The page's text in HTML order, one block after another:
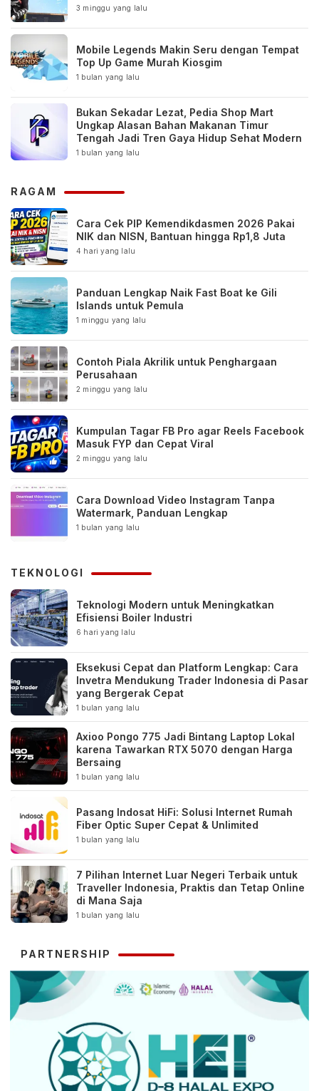
3 minggu yang lalu
Mobile Legends Makin Seru dengan Tempat
Top Up Game Murah Kiosgim
1 bulan yang lalu
Bukan Sekadar Lezat, Pedia Shop Mart
Ungkap Alasan Bahan Makanan Timur
Tengah Jadi Tren Gaya Hidup Sehat Modern
1 bulan yang lalu
RAGAM
Cara Cek PIP Kemendikdasmen 2026 Pakai
NIK dan NISN, Bantuan hingga Rp1,8 Juta
4 hari yang lalu
Panduan Lengkap Naik Fast Boat ke Gili
Islands untuk Pemula
1 minggu yang lalu
Contoh Piala Akrilik untuk Penghargaan
Perusahaan
2 minggu yang lalu
Kumpulan Tagar FB Pro agar Reels Facebook
Masuk FYP dan Cepat Viral
2 minggu yang lalu
Cara Download Video Instagram Tanpa
Watermark, Panduan Lengkap
1 bulan yang lalu
TEKNOLOGI
Teknologi Modern untuk Meningkatkan
Efisiensi Boiler Industri
6 hari yang lalu
Eksekusi Cepat dan Platform Lengkap: Cara
Invetra Mendukung Trader Indonesia di Pasar
yang Bergerak Cepat
1 bulan yang lalu
Axioo Pongo 775 Jadi Bintang Laptop Lokal
karena Tawarkan RTX 5070 dengan Harga
Bersaing
1 bulan yang lalu
Pasang Indosat HiFi: Solusi Internet Rumah
Fiber Optic Super Cepat & Unlimited
1 bulan yang lalu
7 Pilihan Internet Luar Negeri Terbaik untuk
Traveller Indonesia, Praktis dan Tetap Online
di Mana Saja
1 bulan yang lalu
PARTNERSHIP